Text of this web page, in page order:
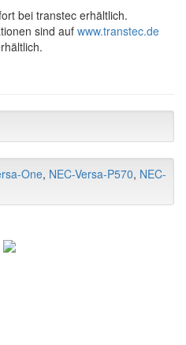
bei transtec erhältlich.
sind auf www.transtec.de
One, NEC-Versa-P570, NEC-